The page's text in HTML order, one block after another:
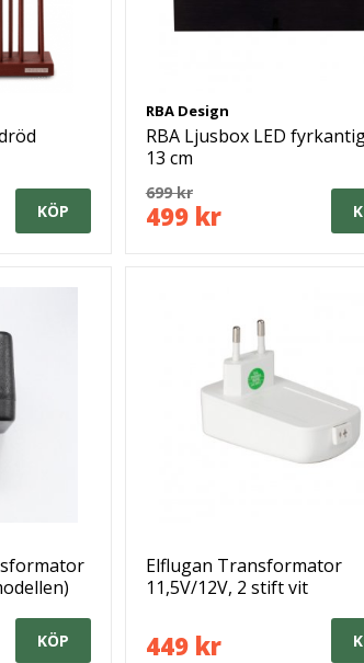
KÖP
RBA Design
RBA Ljusbox LED
13 cm
699 kr
499 kr
KÖP
Elflugan Transformator
11,5V/12V, 2 stift vit
449 kr